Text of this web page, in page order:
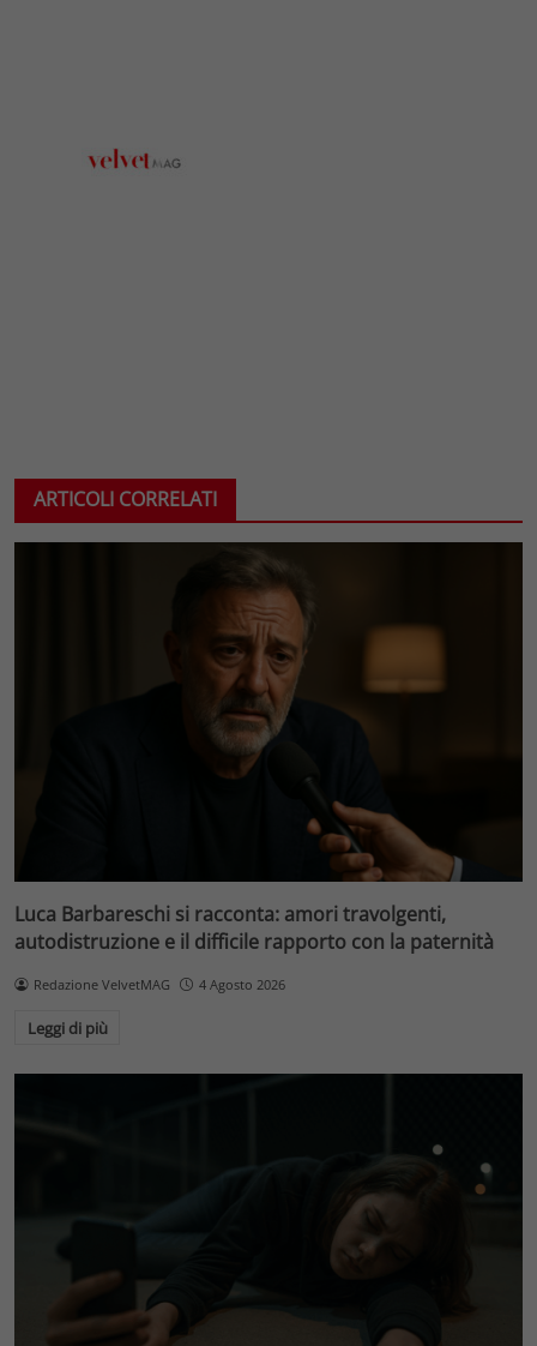
ARTICOLI CORRELATI
Luca Barbareschi si racconta: amori travolgenti,
autodistruzione e il difficile rapporto con la paternità
Redazione VelvetMAG 4 Agosto 2026
Leggi di più